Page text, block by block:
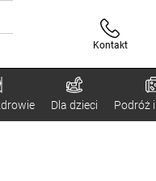
Kontakt
Dla dzieci Podróż